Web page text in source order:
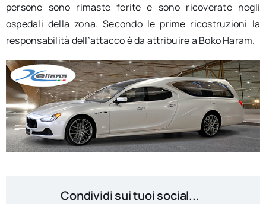
persone sono rimaste ferite e sono ricoverate negli
ospedali della zona. Secondo le prime ricostruzioni la
responsabilità dell’attacco è da attribuire a Boko Haram.
Condividi sui tuoi social...